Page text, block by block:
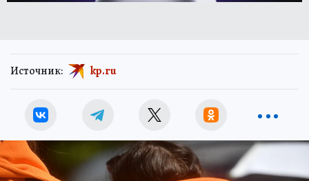
Источник: kp.ru